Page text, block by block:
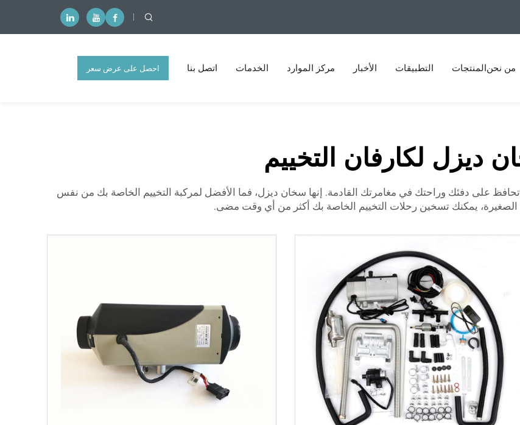
من نحنالمنتجات التطبيقات الأخبار مركز الموارد الخدمات اتصل بنا احصل على عرض سعر
ديزل لكارفان التخييم
تحافظ على دفئك وراحتك في مغامرتك القادمة. إنها سخان ديزل، فما الأفضل لمركبة التخييم الخاصة بك من نفس
الصغيرة، يمكنك تسخين رحلات التخييم الخاصة بك أكثر من أي وقت مضى.